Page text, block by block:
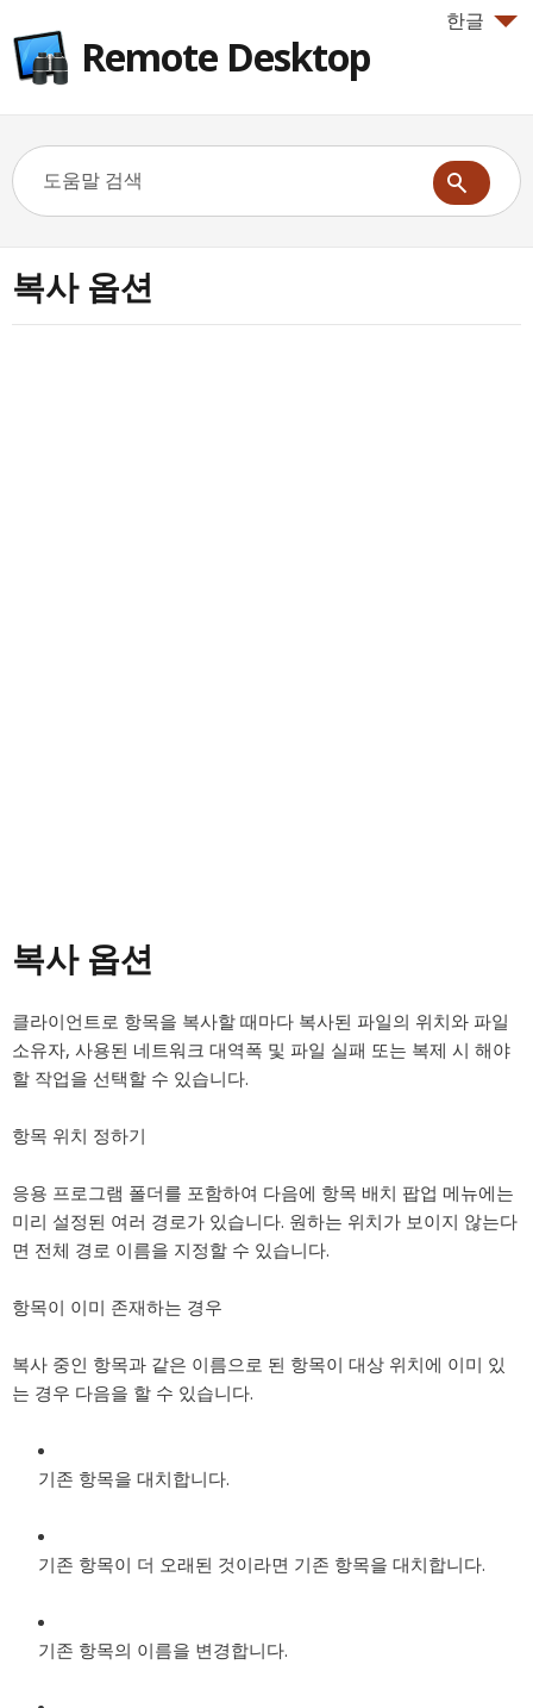
한글
Remote Desktop
복사 옵션
복사 옵션
클라이언트로 항목을 복사할 때마다 복사된 파일의 위치와 파일
소유자, 사용된 네트워크 대역폭 및 파일 실패 또는 복제 시 해야
할 작업을 선택할 수 있습니다.
항목 위치 정하기
응용 프로그램 폴더를 포함하여 다음에 항목 배치 팝업 메뉴에는
미리 설정된 여러 경로가 있습니다. 원하는 위치가 보이지 않는다
면 전체 경로 이름을 지정할 수 있습니다.
항목이 이미 존재하는 경우
복사 중인 항목과 같은 이름으로 된 항목이 대상 위치에 이미 있
는 경우 다음을 할 수 있습니다.
기존 항목을 대치합니다.
기존 항목이 더 오래된 것이라면 기존 항목을 대치합니다.
기존 항목의 이름을 변경합니다.